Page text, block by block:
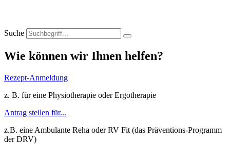
Suche
Wie können wir Ihnen helfen?
Rezept-Anmeldung
z. B. für eine Physiotherapie oder Ergotherapie
Antrag stellen für...
z.B. eine Ambulante Reha oder RV Fit (das Präventions-Programm
der DRV)